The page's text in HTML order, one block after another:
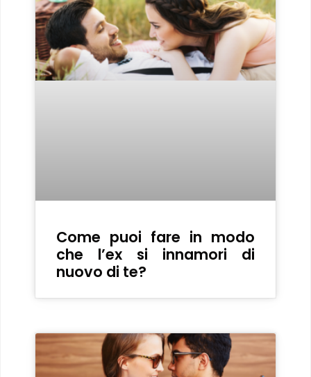
Come puoi fare in modo
che l’ex si innamori di
nuovo di te?